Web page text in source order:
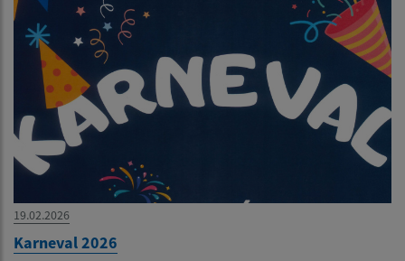
19.02.2026
Karneval 2026